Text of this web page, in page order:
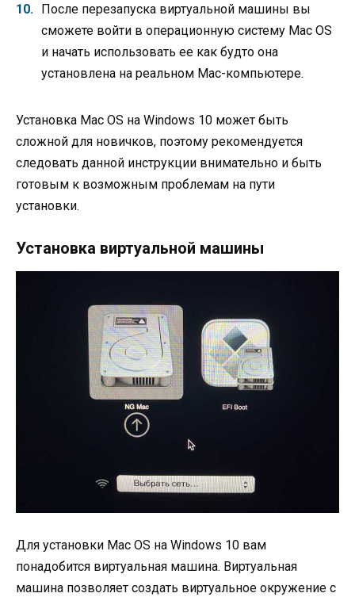
После перезапуска виртуальной машины вы
сможете войти в операционную систему Mac OS
и начать использовать ее как будто она
установлена на реальном Mac-компьютере.
Установка Mac OS на Windows 10 может быть
сложной для новичков, поэтому рекомендуется
следовать данной инструкции внимательно и быть
готовым к возможным проблемам на пути
установки.
Установка виртуальной машины
Для установки Mac OS на Windows 10 вам
понадобится виртуальная машина. Виртуальная
машина позволяет создать виртуальное окружение с